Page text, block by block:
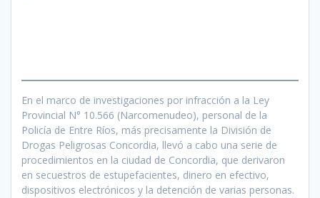
En el marco de investigaciones por infracción a la Ley
Provincial N° 10.566 (Narcomenudeo), personal de la
Policía de Entre Ríos, más precisamente la División de
Drogas Peligrosas Concordia, llevó a cabo una serie de
procedimientos en la ciudad de Concordia, que derivaron
en secuestros de estupefacientes, dinero en efectivo,
dispositivos electrónicos y la detención de varias personas.